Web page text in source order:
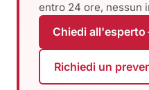
entro 24 ore, nessun
Chiedi all'esperto
Richiedi un